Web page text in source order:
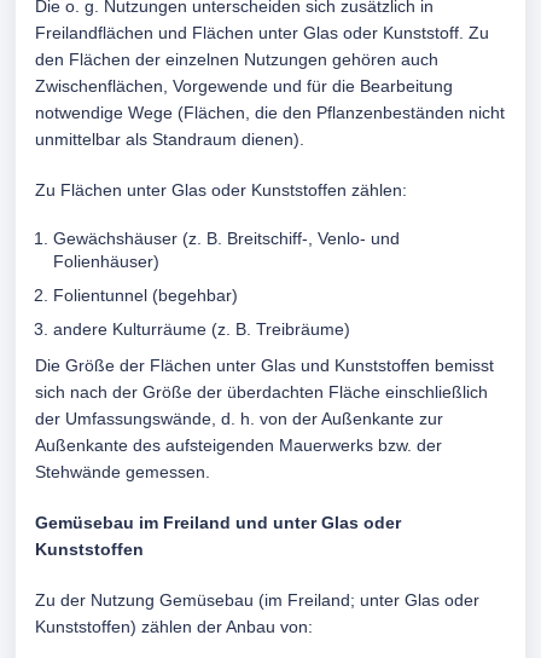
Die o. g. Nutzungen unterscheiden sich zusätzlich in
Freilandflächen und Flächen unter Glas oder Kunststoff. Zu
den Flächen der einzelnen Nutzungen gehören auch
Zwischenflächen, Vorgewende und für die Bearbeitung
notwendige Wege (Flächen, die den Pflanzenbeständen nicht
unmittelbar als Standraum dienen).
Zu Flächen unter Glas oder Kunststoffen zählen:
Gewächshäuser (z. B. Breitschiff-, Venlo- und
Folienhäuser)
Folientunnel (begehbar)
andere Kulturräume (z. B. Treibräume)
Die Größe der Flächen unter Glas und Kunststoffen bemisst
sich nach der Größe der überdachten Fläche einschließlich
der Umfassungswände, d. h. von der Außenkante zur
Außenkante des aufsteigenden Mauerwerks bzw. der
Stehwände gemessen.
Gemüsebau im Freiland und unter Glas oder
Kunststoffen
Zu der Nutzung Gemüsebau (im Freiland; unter Glas oder
Kunststoffen) zählen der Anbau von: